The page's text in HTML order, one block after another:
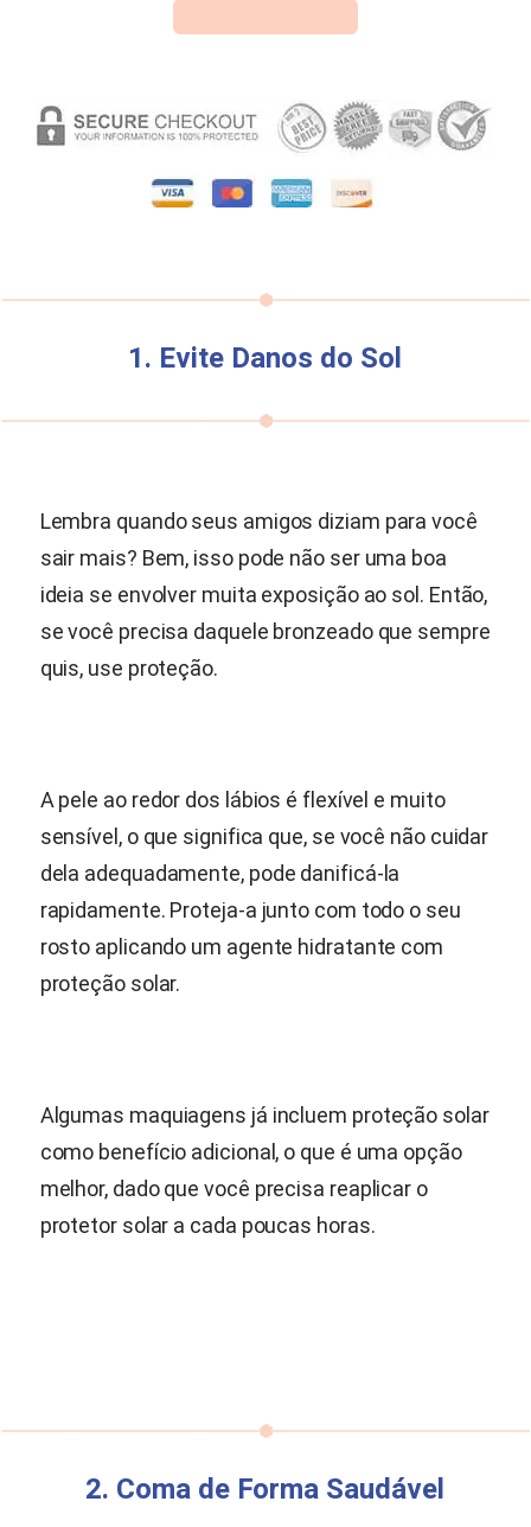
1. Evite Danos do Sol
Lembra quando seus amigos diziam para você
sair mais? Bem, isso pode não ser uma boa
ideia se envolver muita exposição ao sol. Então,
se você precisa daquele bronzeado que sempre
quis, use proteção.
A pele ao redor dos lábios é flexível e muito
sensível, o que significa que, se você não cuidar
dela adequadamente, pode danificá-la
rapidamente. Proteja-a junto com todo o seu
rosto aplicando um agente hidratante com
proteção solar.
Algumas maquiagens já incluem proteção solar
como benefício adicional, o que é uma opção
melhor, dado que você precisa reaplicar o
protetor solar a cada poucas horas.
2. Coma de Forma Saudável